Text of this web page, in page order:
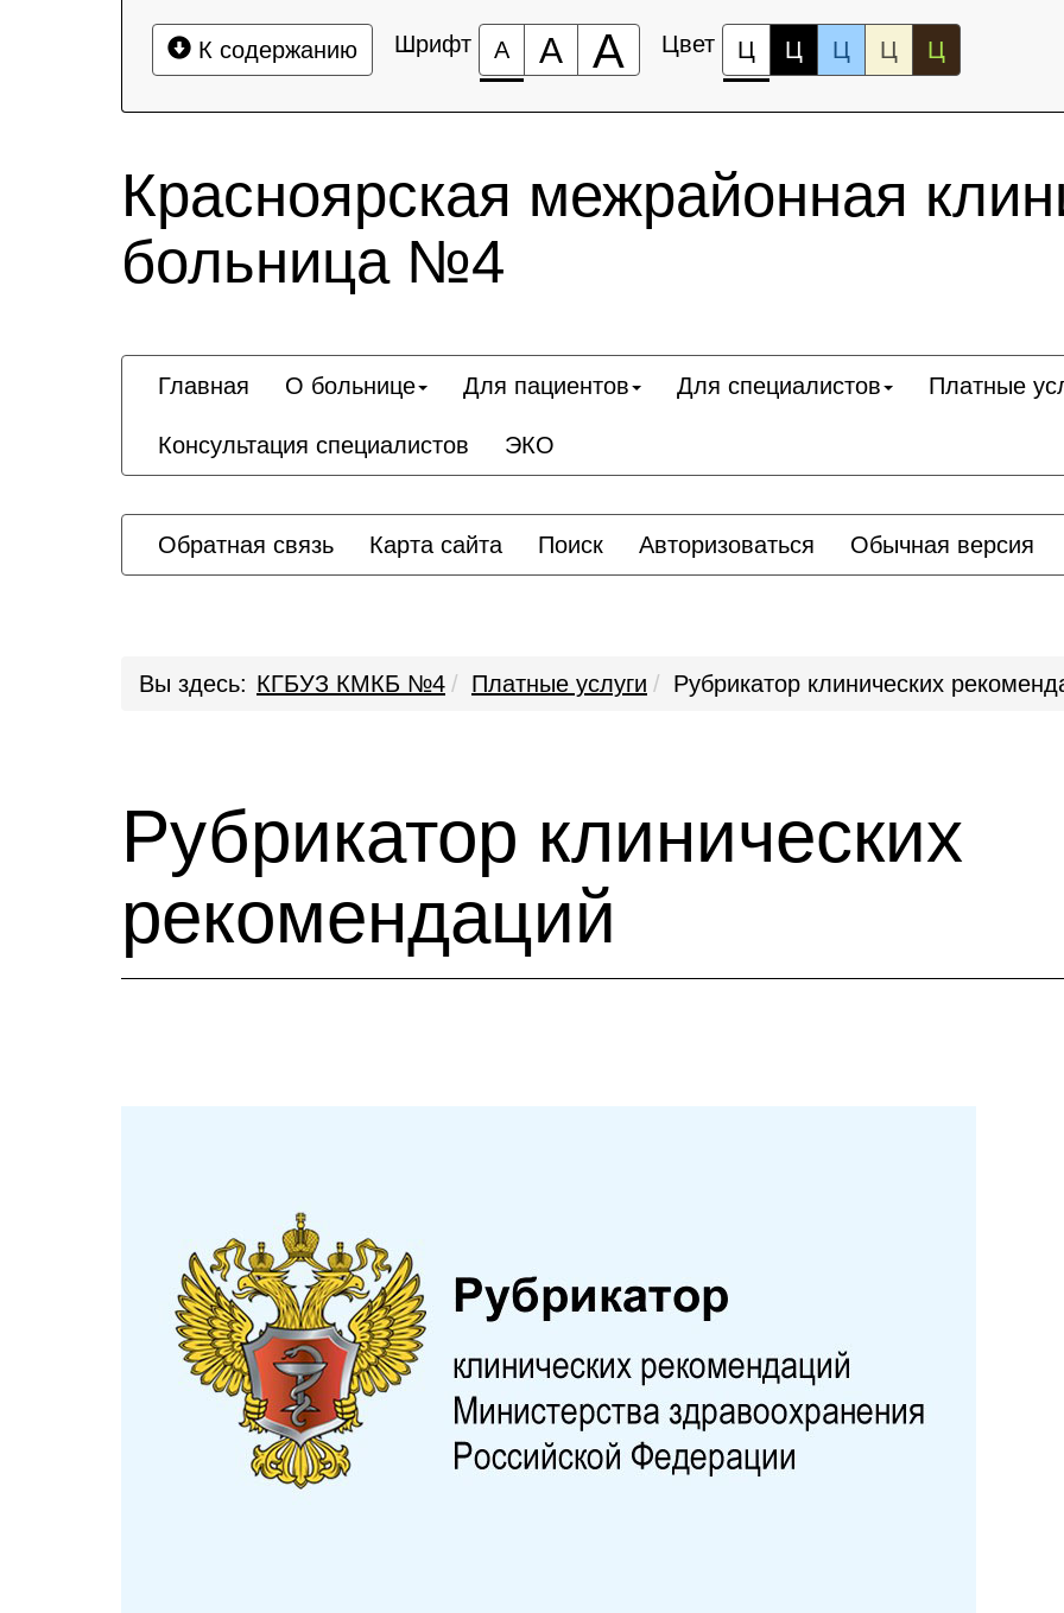
К содержанию Шрифт А А А Цвет Ц Ц Ц Ц Ц
Красноярская межрайонная
больница №4
Главная О больнице Для пациентов Для специалистов Платные
Консультация специалистов ЭКО
Обратная связь Карта сайта Поиск Авторизоваться Обычная версия
Вы здесь: КГБУЗ КМКБ №4 Платные услуги Рубрикатор клинических
Рубрикатор клинических
рекомендаций